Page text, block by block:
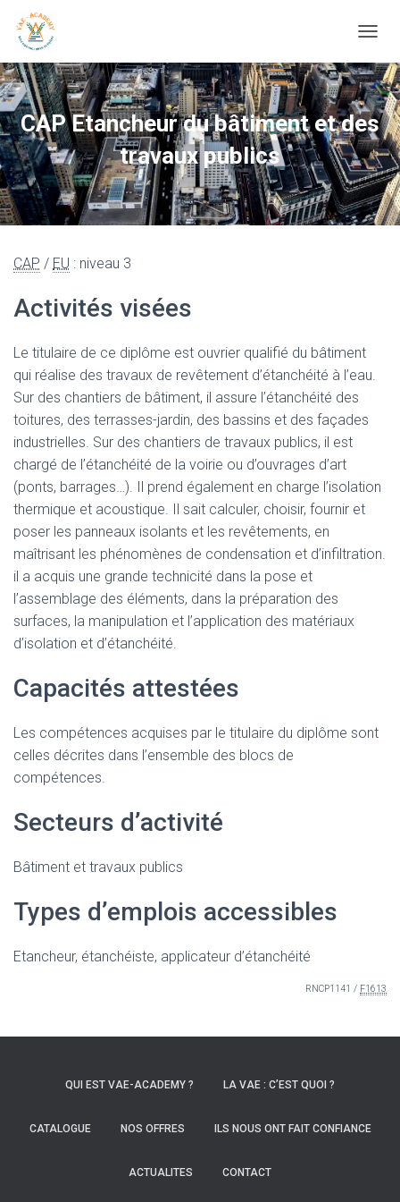
CAP Etancheur du bâtiment et des
travaux publics
CAP / EU : niveau 3
Activités visées
Le titulaire de ce diplôme est ouvrier qualifié du bâtiment
qui réalise des travaux de revêtement d’étanchéité à l’eau.
Sur des chantiers de bâtiment, il assure l’étanchéité des
toitures, des terrasses-jardin, des bassins et des façades
industrielles. Sur des chantiers de travaux publics, il est
chargé de l’étanchéité de la voirie ou d’ouvrages d’art
(ponts, barrages…). Il prend également en charge l’isolation
thermique et acoustique. Il sait calculer, choisir, fournir et
poser les panneaux isolants et les revêtements, en
maîtrisant les phénomènes de condensation et d’infiltration.
il a acquis une grande technicité dans la pose et
l’assemblage des éléments, dans la préparation des
surfaces, la manipulation et l’application des matériaux
d’isolation et d’étanchéité.
Capacités attestées
Les compétences acquises par le titulaire du diplôme sont
celles décrites dans l’ensemble des blocs de
compétences.
Secteurs d’activité
Bâtiment et travaux publics
Types d’emplois accessibles
Etancheur, étanchéiste, applicateur d’étanchéité
RNCP1141 / F1613
QUI EST VAE-ACADEMY ? LA VAE : C’EST QUOI ?
CATALOGUE NOS OFFRES ILS NOUS ONT FAIT CONFIANCE
ACTUALITES CONTACT